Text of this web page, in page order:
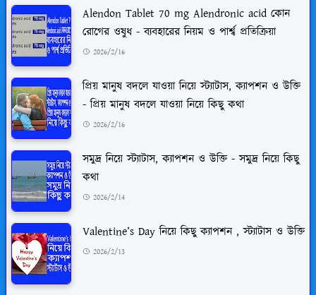
Alendon Tablet 70 mg Alendronic acid কোন
রোগের ওষুধ - ব্যবহারের নিয়ম ও পার্শ্ব প্রতিক্রিয়া
2026/2/16
প্রিয় মানুষ বদলে যাওয়া নিয়ে স্ট্যাটাস, ক্যাপশন ও উক্তি
- প্রিয় মানুষ বদলে যাওয়া নিয়ে কিছু কথা
2026/2/16
সমুদ্র নিয়ে স্ট্যাটাস, ক্যাপশন ও উক্তি - সমুদ্র নিয়ে কিছু
কথা
2026/2/14
Valentine’s Day নিয়ে কিছু ক্যাপশন , স্ট্যাটাস ও উক্তি
2026/2/13